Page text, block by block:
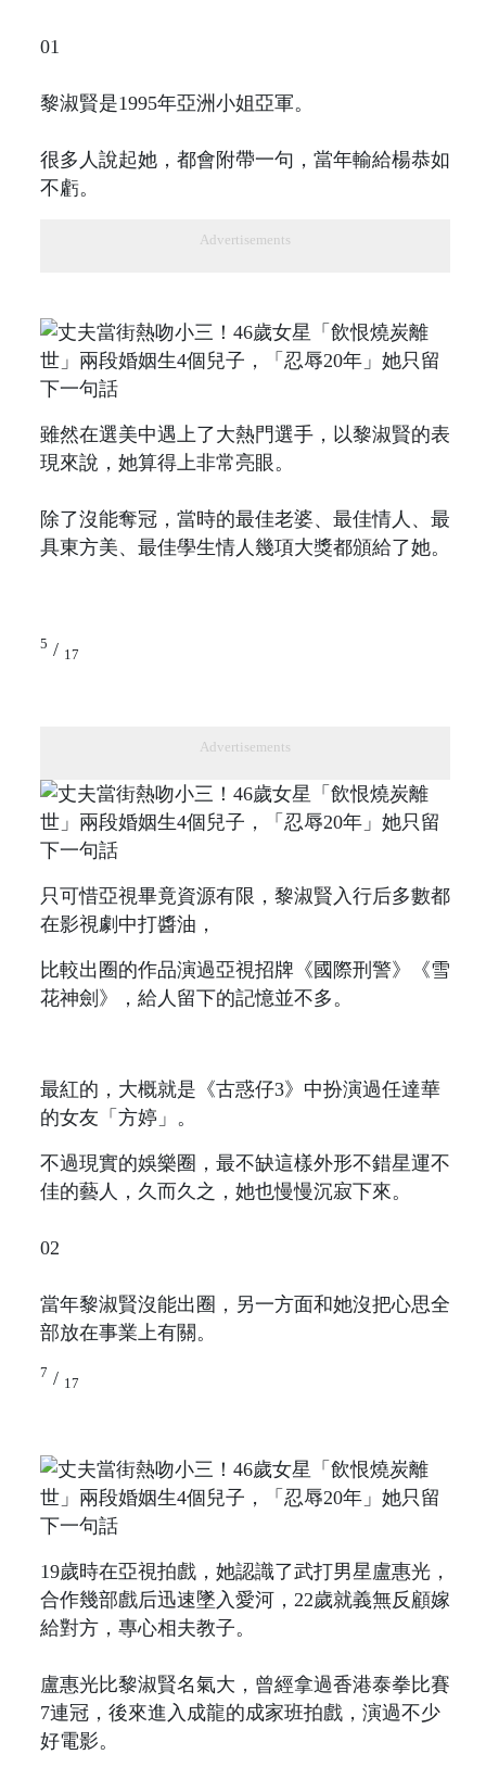
01
黎淑賢是1995年亞洲小姐亞軍。
很多人說起她，都會附帶一句，當年輸給楊恭如
不虧。
Advertisements
雖然在選美中遇上了大熱門選手，以黎淑賢的表
現來說，她算得上非常亮眼。
除了沒能奪冠，當時的最佳老婆、最佳情人、最
具東方美、最佳學生情人幾項大獎都頒給了她。
5 / 17
Advertisements
只可惜亞視畢竟資源有限，黎淑賢入行后多數都
在影視劇中打醬油，
比較出圈的作品演過亞視招牌《國際刑警》《雪
花神劍》，給人留下的記憶並不多。
最紅的，大概就是《古惑仔3》中扮演過任達華
的女友「方婷」。
不過現實的娛樂圈，最不缺這樣外形不錯星運不
佳的藝人，久而久之，她也慢慢沉寂下來。
02
當年黎淑賢沒能出圈，另一方面和她沒把心思全
部放在事業上有關。
7 / 17
19歲時在亞視拍戲，她認識了武打男星盧惠光，
合作幾部戲后迅速墜入愛河，22歲就義無反顧嫁
給對方，專心相夫教子。
盧惠光比黎淑賢名氣大，曾經拿過香港泰拳比賽
7連冠，後來進入成龍的成家班拍戲，演過不少
好電影。